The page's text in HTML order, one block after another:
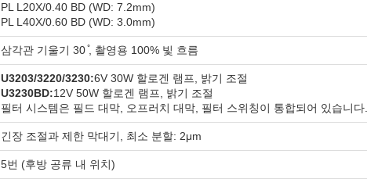
PL L20X/0.40 BD (WD: 7.2mm)
PL L40X/0.60 BD (WD: 3.0mm)
삼각관 기울기 30 ̊, 촬영용 100% 빛 흐름
U3203/3220/3230:6V 30W 할로겐 램프, 밝기 조절
U3230BD:12V 50W 할로겐 램프, 밝기 조절
필터 시스템은 필드 대막, 오프러치 대막, 필터 스위칭이 통합되어 있습니다.
긴장 조절과 제한 막대기, 최소 분할: 2μm
5번 (후방 공류 내 위치)